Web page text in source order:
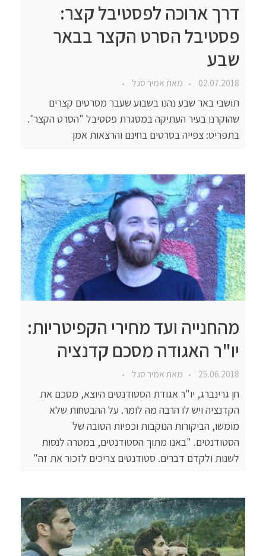
דרך ארוכה לפסטיבל קצר:
פסטיבל הסרט הקצר בבאר
שבע
02.07.2018 מאתאמיר סגל
תושבי באר שבע נהנו בשבוע שעבר מסרטים קצרים
שהוקרנו בעיר העתיקה במסגרת פסטיבל "הסרט הקצר".
בתפריט: צפייה בסרטים בחינם והרצאות אמן
מהחנייה ועד מחירי הקפיטריות:
יו"ר האגודה מסכם קדנציה
25.06.2018 מאתאמיר סגל
חן גרינברג, יו"ר אגודת הסטודנטים היוצא, מסכם את
הקדנציה ויש לו הרבה מה לומר. על ההבטחות שלא
מומשו, הביקורות הנוקבות וכפיות הטובה של
הסטודנטים. "באנו מתוך הסטודנטים, במטרה לנסות
לשנות ולקדם דברים. סטודנטים צריכים לזכור את זה"